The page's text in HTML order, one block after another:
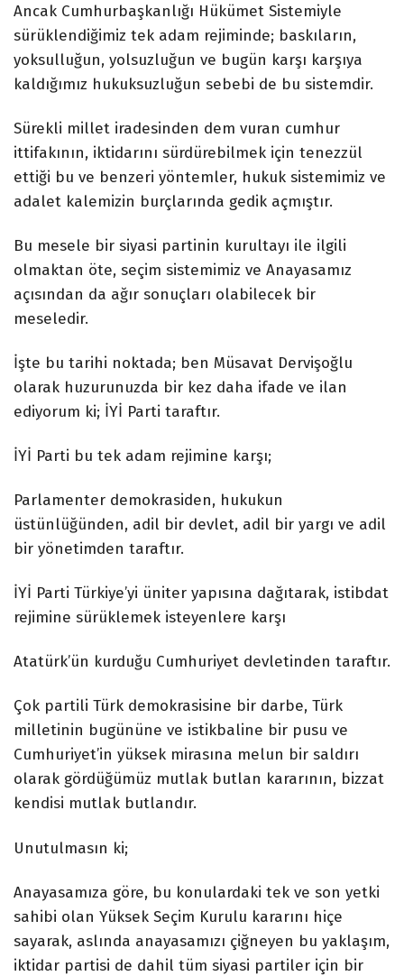
Ancak Cumhurbaşkanlığı Hükümet Sistemiyle
sürüklendiğimiz tek adam rejiminde; baskıların,
yoksulluğun, yolsuzluğun ve bugün karşı karşıya
kaldığımız hukuksuzluğun sebebi de bu sistemdir.
Sürekli millet iradesinden dem vuran cumhur
ittifakının, iktidarını sürdürebilmek için tenezzül
ettiği bu ve benzeri yöntemler, hukuk sistemimiz ve
adalet kalemizin burçlarında gedik açmıştır.
Bu mesele bir siyasi partinin kurultayı ile ilgili
olmaktan öte, seçim sistemimiz ve Anayasamız
açısından da ağır sonuçları olabilecek bir
meseledir.
İşte bu tarihi noktada; ben Müsavat Dervişoğlu
olarak huzurunuzda bir kez daha ifade ve ilan
ediyorum ki; İYİ Parti taraftır.
İYİ Parti bu tek adam rejimine karşı;
Parlamenter demokrasiden, hukukun
üstünlüğünden, adil bir devlet, adil bir yargı ve adil
bir yönetimden taraftır.
İYİ Parti Türkiye’yi üniter yapısına dağıtarak, istibdat
rejimine sürüklemek isteyenlere karşı
Atatürk’ün kurduğu Cumhuriyet devletinden taraftır.
Çok partili Türk demokrasisine bir darbe, Türk
milletinin bugününe ve istikbaline bir pusu ve
Cumhuriyet’in yüksek mirasına melun bir saldırı
olarak gördüğümüz mutlak butlan kararının, bizzat
kendisi mutlak butlandır.
Unutulmasın ki;
Anayasamıza göre, bu konulardaki tek ve son yetki
sahibi olan Yüksek Seçim Kurulu kararını hiçe
sayarak, aslında anayasamızı çiğneyen bu yaklaşım,
iktidar partisi de dahil tüm siyasi partiler için bir